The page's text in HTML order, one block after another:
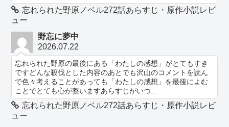
忘れられた野原ノベル272話あらすじ・原作小説レビ
ュー
野忘に夢中
2026.07.22
忘れられた野原の最後にある「わたしの感想」がとてもすき
ですどんな殺伐とした内容のあとでも沢山のコメントを読ん
で色々考えることがあっても「わたしの感想」を最後によむ
ことでとても心が整いますあらすじがいつ...
忘れられた野原ノベル272話あらすじ・原作小説レビ
ュー